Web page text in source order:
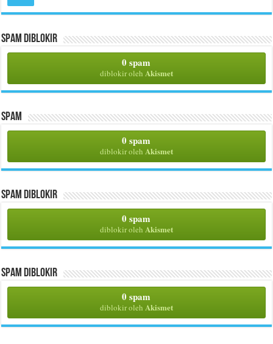
Spam Diblokir
0 spam
diblokir oleh Akismet
Spam
0 spam
diblokir oleh Akismet
Spam Diblokir
0 spam
diblokir oleh Akismet
Spam Diblokir
0 spam
diblokir oleh Akismet